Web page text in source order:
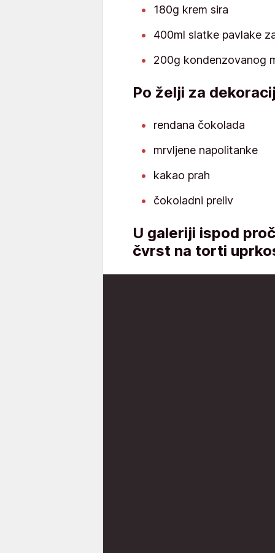
180g krem sira
400ml slatke pavlake
200g kondenzovanog
Po želji za
rendana čokolada
mrvljene napolitanke
kakao prah
čokoladni preliv
U galeriji ispod
čvrst na torti